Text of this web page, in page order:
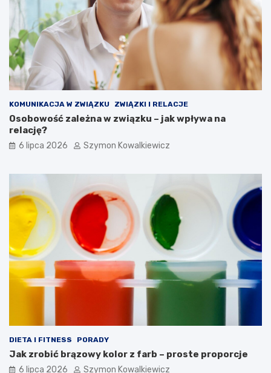
KOMUNIKACJA W ZWIĄZKU ZWIĄZKI I RELACJE
Osobowość zależna w związku – jak wpływa na
relację?
6 lipca 2026 Szymon Kowalkiewicz
DIETA I FITNESS PORADY
Jak zrobić brązowy kolor z farb – proste proporcje
6 lipca 2026 Szymon Kowalkiewicz